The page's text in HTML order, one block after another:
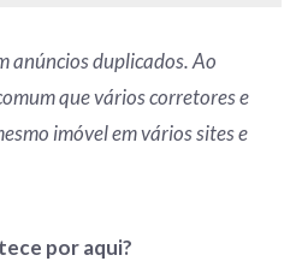
anúncios duplicados. Ao
que vários corretores e
imóvel em vários sites e
por aqui?